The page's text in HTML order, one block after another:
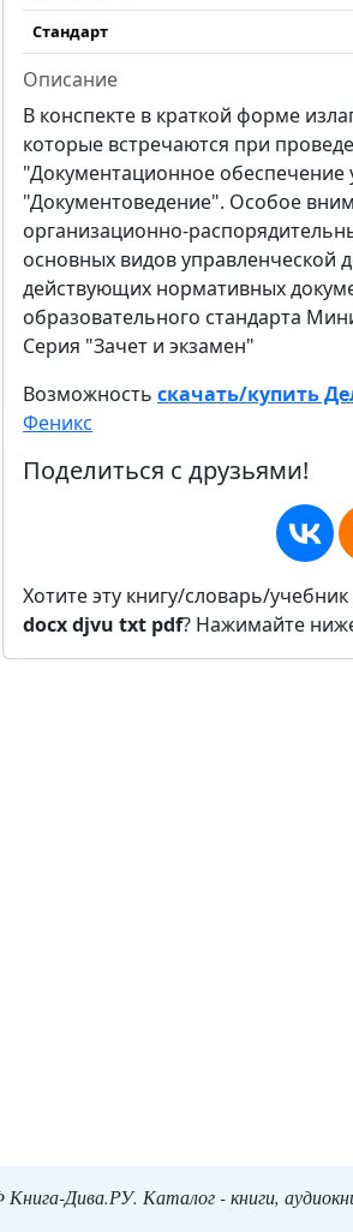
Стандарт
Описание
В конспекте в краткой форме
которые встречаются при
"Документационное
"Документоведение". Особое
организационно-
основных видов управленческой
действующих нормативных
образовательного стандарта
Серия "Зачет и экзамен"
Возможность скачать/купить
Феникс
Поделиться с друзьями!
Хотите эту книгу/словарь/
docxdjvu txt pdf? Нажимайте
Дива.РУ. Каталог - книги,